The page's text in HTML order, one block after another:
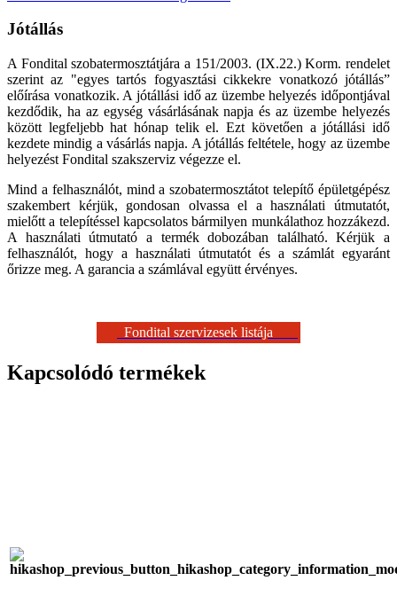
Jótállás
A Fondital szobatermosztátjára a 151/2003. (IX.22.) Korm. rendelet
szerint az "egyes tartós fogyasztási cikkekre vonatkozó jótállás”
előírása vonatkozik. A jótállási idő az üzembe helyezés időpontjával
kezdődik, ha az egység vásárlásának napja és az üzembe helyezés
között legfeljebb hat hónap telik el. Ezt követően a jótállási idő
kezdete mindig a vásárlás napja. A jótállás feltétele, hogy az üzembe
helyezést Fondital szakszerviz végezze el.
Mind a felhasználót, mind a szobatermosztátot telepítő épületgépész
szakembert kérjük, gondosan olvassa el a használati útmutatót,
mielőtt a telepítéssel kapcsolatos bármilyen munkálathoz hozzákezd.
A használati útmutató a termék dobozában található. Kérjük a
felhasználót, hogy a használati útmutatót és a számlát egyaránt
őrizze meg. A garancia a számlával együtt érvényes.
Fondital szervizesek listája
Kapcsolódó termékek